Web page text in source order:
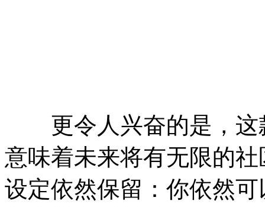
更令人兴奋的是，这
意味着未来将有无限的
设定依然保留：你依然